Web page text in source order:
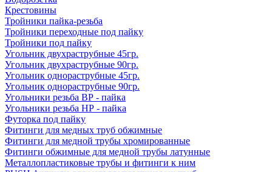
Крестовины
Тройники пайка-резьба
Тройники переходные под пайку
Тройники под пайку
Угольник двухраструбные 45гр.
Угольник двухраструбные 90гр.
Угольник однораструбные 45гр.
Угольник однораструбные 90гр.
Угольники резьба ВР - пайка
Угольники резьба НР - пайка
Футорка под пайку
Фитинги для медных труб обжимные
Фитинги для медной трубы хромированные
Фитинги обжимные для медной трубы латунные
Металлопластиковые трубы и фитинги к ним